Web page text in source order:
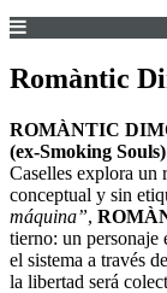
Romàntic
ROMÀNTIC
(ex-Smoking Souls)
Caselles explora un
conceptual y sin
máquina”,
tierno: un personaje
el sistema a través
la libertad será